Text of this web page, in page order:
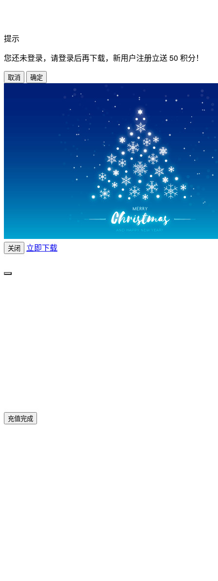
提示
您还未登录，请登录后再下载，新用户注册立送 50 积分！
取消 确定
关闭 立即下载
充值完成